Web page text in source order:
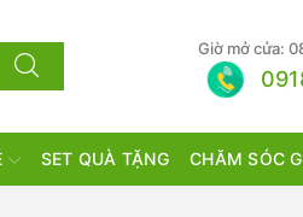
Giờ mở cửa:
SET QUÀ TẶNG CHĂM SÓC